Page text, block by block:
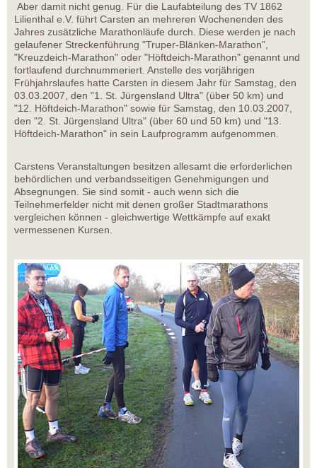
Aber damit nicht genug. Für die Laufabteilung des TV 1862
Lilienthal e.V. führt Carsten an mehreren Wochenenden des
Jahres zusätzliche Marathonläufe durch. Diese werden je nach
gelaufener Streckenführung "Truper-Blänken-Marathon",
"Kreuzdeich-Marathon" oder "Höftdeich-Marathon" genannt und
fortlaufend durchnummeriert. Anstelle des vorjährigen
Frühjahrslaufes hatte Carsten in diesem Jahr für Samstag, den
03.03.2007, den "1. St. Jürgensland Ultra" (über 50 km) und
"12. Höftdeich-Marathon" sowie für Samstag, den 10.03.2007,
den "2. St. Jürgensland Ultra" (über 60 und 50 km) und "13.
Höftdeich-Marathon" in sein Laufprogramm aufgenommen.
Carstens Veranstaltungen besitzen allesamt die erforderlichen
behördlichen und verbandsseitigen Genehmigungen und
Absegnungen. Sie sind somit - auch wenn sich die
Teilnehmerfelder nicht mit denen großer Stadtmarathons
vergleichen können - gleichwertige Wettkämpfe auf exakt
vermessenen Kursen.